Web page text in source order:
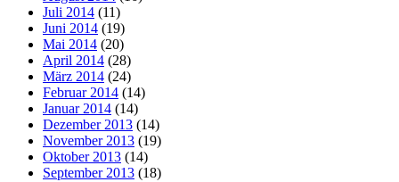
Juli 2014 (11)
Juni 2014 (19)
Mai 2014 (20)
April 2014 (28)
März 2014 (24)
Februar 2014 (14)
Januar 2014 (14)
Dezember 2013 (14)
November 2013 (19)
Oktober 2013 (14)
September 2013 (18)